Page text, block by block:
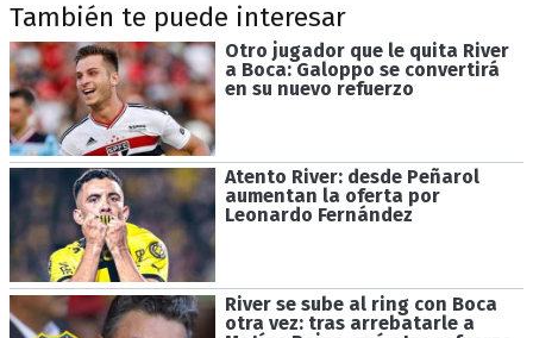
También te puede interesar
Otro jugador que le quita River
a Boca: Galoppo se convertirá
en su nuevo refuerzo
Atento River: desde Peñarol
aumentan la oferta por
Leonardo Fernández
River se sube al ring con Boca
otra vez: tras arrebatarle a